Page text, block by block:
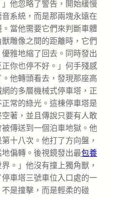
他忽略了警告，開始緩慢
系統，而是那兩塊永遠在
當他需要它們來判斷車體
雕像之間的距離時，它們
雅地縮了回去。同時發出
你也停不好。」何手殘感
他轉頭看去，發現那座高
的多層機械式停車塔，正
常的綠光。這棟停車塔是
著，並且傳說只要有人敢
傳送到一個泊車地獄。他
十八次。他打了方向盤，
偏轉。後視鏡發出最包養
。」他沒有撞上獨角獸，
車塔三號車位入口處的一
是撞擊，而是輕柔的碰